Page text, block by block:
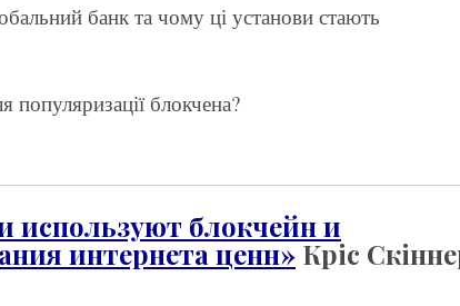
банк та чому ці установи стають
популяризації блокчена?
используют блокчейн и
интернета ценн»Кріс